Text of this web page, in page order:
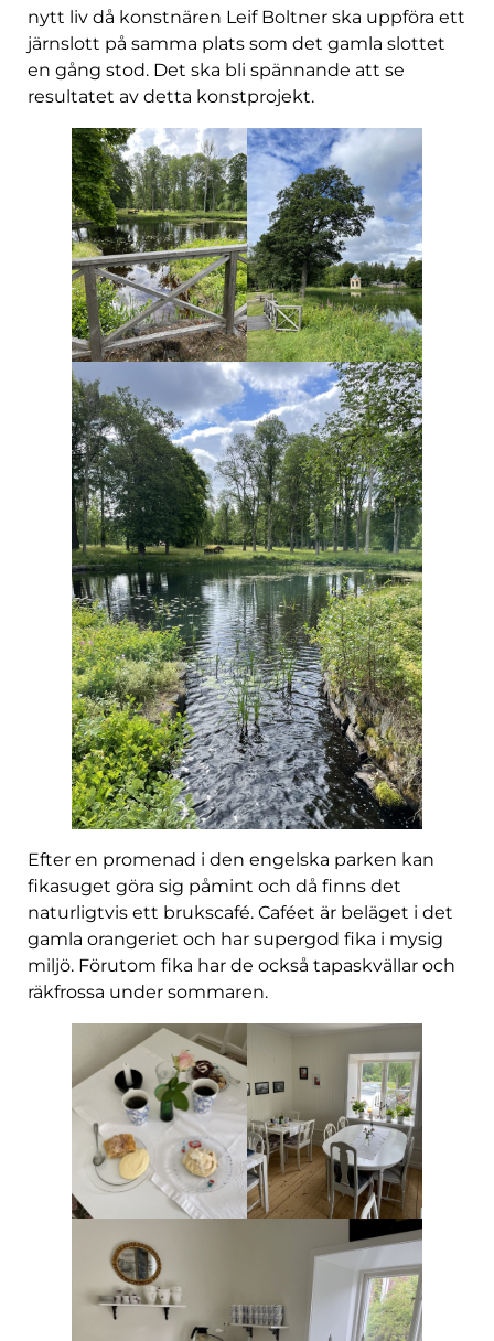
nytt liv då konstnären Leif Boltner ska uppföra ett
järnslott på samma plats som det gamla slottet
en gång stod. Det ska bli spännande att se
resultatet av detta konstprojekt.
Efter en promenad i den engelska parken kan
fikasuget göra sig påmint och då finns det
naturligtvis ett brukscafé. Caféet är beläget i det
gamla orangeriet och har supergod fika i mysig
miljö. Förutom fika har de också tapaskvällar och
räkfrossa under sommaren.